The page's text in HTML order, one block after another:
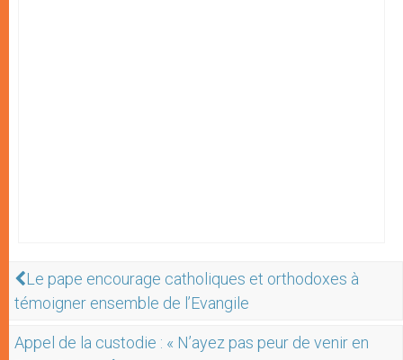
Le pape encourage catholiques et orthodoxes à
témoigner ensemble de l’Evangile
Appel de la custodie : « N’ayez pas peur de venir en